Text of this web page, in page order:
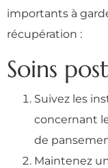
importants à
récupération :
Soins
Suivez les
concernant
de
Maintenez